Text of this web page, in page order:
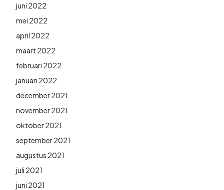
juni 2022
mei 2022
april 2022
maart 2022
februari 2022
januari 2022
december 2021
november 2021
oktober 2021
september 2021
augustus 2021
juli 2021
juni 2021